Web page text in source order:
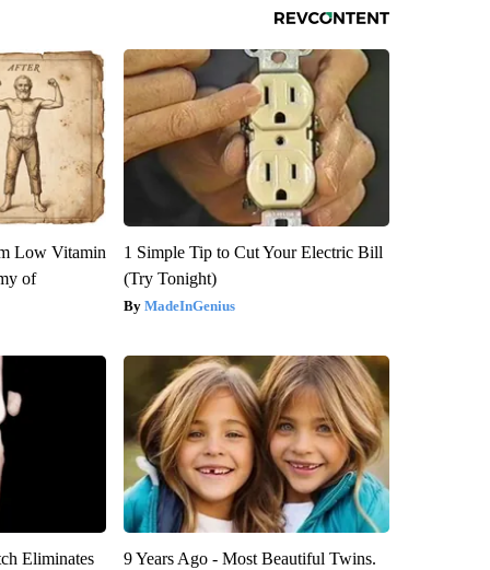
Low Vitamin
of
1 Simple Tip to Cut Your Electric Bill
(Try Tonight)
MadeInGenius
Eliminates
9 Years Ago - Most Beautiful Twins.